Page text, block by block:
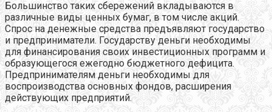
Большинство таких сбережений вкладываются в
различные виды ценных бумаг, в том числе акций.
Спрос на денежные средства предъявляют государство
и предприниматели. Государству деньги необходимы
для финансирования своих инвестиционных программ и
образующегося ежегодно бюджетного дефицита.
Предпринимателям деньги необходимы для
воспроизводства основных фондов, расширения
действующих предприятий.